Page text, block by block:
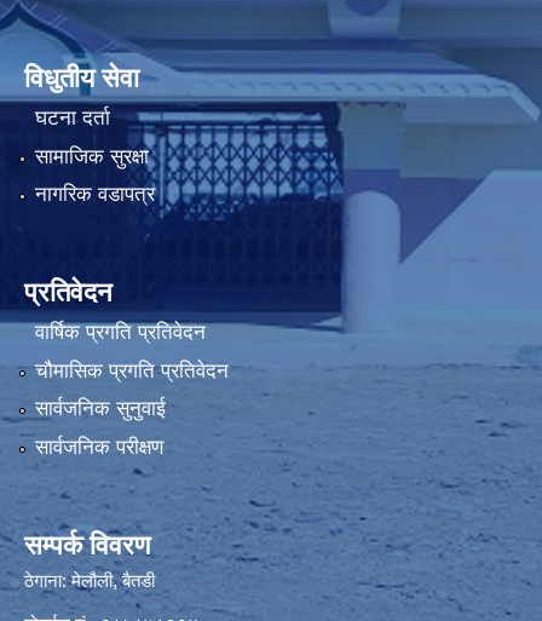
विधुतीय सेवा
घटना दर्ता
सामाजिक सुरक्षा
नागरिक वडापत्र
प्रतिवेदन
वार्षिक प्रगति प्रतिवेदन
चौमासिक प्रगति प्रतिवेदन
सार्वजनिक सुनुवाई
सार्वजनिक परीक्षण
सम्पर्क विवरण
ठेगाना: मेलौली, बैतडी